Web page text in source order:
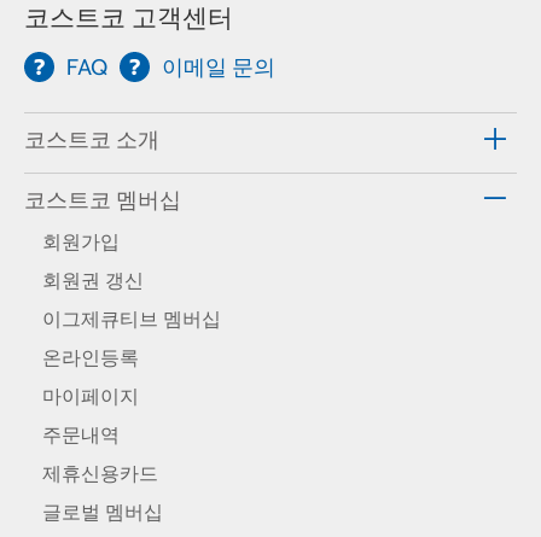
코스트코 고객센터
FAQ 이메일 문의
코스트코 소개
코스트코 멤버십
회원가입
회원권 갱신
이그제큐티브 멤버십
온라인등록
마이페이지
주문내역
제휴신용카드
글로벌 멤버십